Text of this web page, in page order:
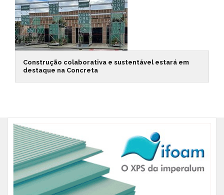
Construção colaborativa e sustentável estará em
destaque na Concreta